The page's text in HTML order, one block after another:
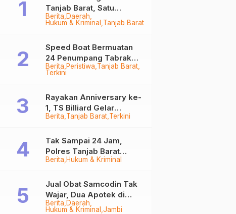
Berita Daerah
Hukum & Kriminal Tanjab Barat
Tanjab Barat, Satu
Remaja Kritis Dibacok, 3
Pelaku Ditangkap
Berita Peristiwa Tanjab Barat
Terkini
Speed Boat Bermuatan
24 Penumpang Tabrak
Togok di Kuala Tungkal,
Berita Tanjab Barat Terkini
Rayakan Anniversary ke-
1, TS Billiard Gelar
Turnamen 9 Ball
Berita Hukum & Kriminal
Tak Sampai 24 Jam,
Polres Tanjab Barat
Ringkus Komplotan
Tungkal
Berita Daerah
Hukum & Kriminal Jambi
Jual Obat Samcodin Tak
Wajar, Dua Apotek di
Tanjab Barat Disegel